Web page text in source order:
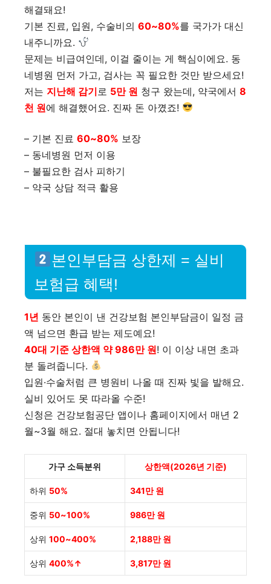
해결돼요!
기본 진료, 입원, 수술비의 60~80%를 국가가 대신
내주니까요.
문제는 비급여인데, 이걸 줄이는 게 핵심이에요. 동
네병원 먼저 가고, 검사는 꼭 필요한 것만 받으세요!
저는 지난해 감기 로 5만 원 청구 왔는데, 약국에서 8
천 원에 해결했어요. 진짜 돈 아꼈죠!
– 기본 진료 60~80% 보장
– 동네병원 먼저 이용
– 불필요한 검사 피하기
– 약국 상담 적극 활용
본인부담금 상한제 = 실비
보험급 혜택!
1년 동안 본인이 낸 건강보험 본인부담금이 일정 금
액 넘으면 환급 받는 제도예요!
40대 기준 상한액 약 986만 원! 이 이상 내면 초과
분 돌려줍니다.
입원·수술처럼 큰 병원비 나올 때 진짜 빛을 발해요.
실비 있어도 못 따라올 수준!
신청은 건강보험공단 앱이나 홈페이지에서 매년 2
월~3월 해요. 절대 놓치면 안됩니다!
가구 소득분위 상한액(2026년 기준)
하위 50% 341만 원
중위 50~100% 986만 원
상위 100~400% 2,188만 원
상위 400%↑ 3,817만 원